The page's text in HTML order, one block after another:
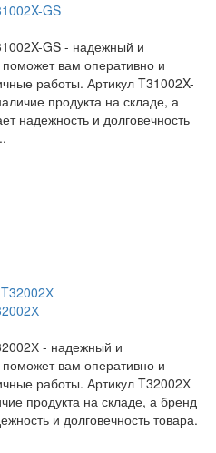
GS
GS - надежный и
вам оперативно и
работы. Артикул T31002X-
продукта на складе, а
надежность и долговечность
- надежный и
вам оперативно и
работы. Артикул T32002Х
продукта на складе, а бренд
и долговечность товара.